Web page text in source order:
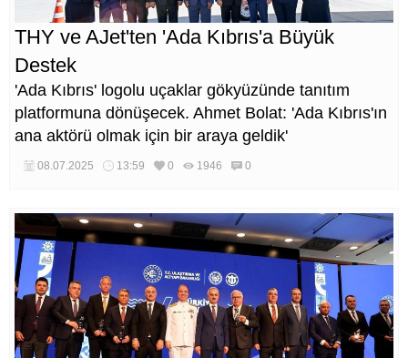
THY ve AJet'ten 'Ada Kıbrıs'a Büyük
Destek
'Ada Kıbrıs' logolu uçaklar gökyüzünde tanıtım
platformuna dönüşecek. Ahmet Bolat: 'Ada Kıbrıs'ın
ana aktörü olmak için bir araya geldik'
08.07.2025 13:59 0 1946 0